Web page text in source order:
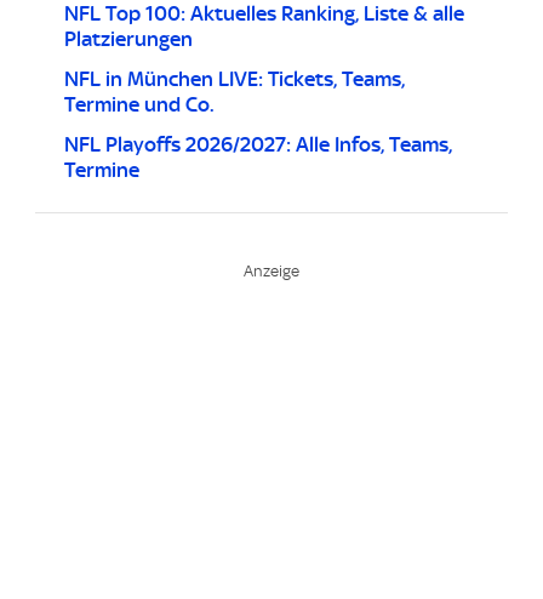
NFL Top 100: Aktuelles Ranking, Liste & alle
Platzierungen
NFL in München LIVE: Tickets, Teams,
Termine und Co.
NFL Playoffs 2026/2027: Alle Infos, Teams,
Termine